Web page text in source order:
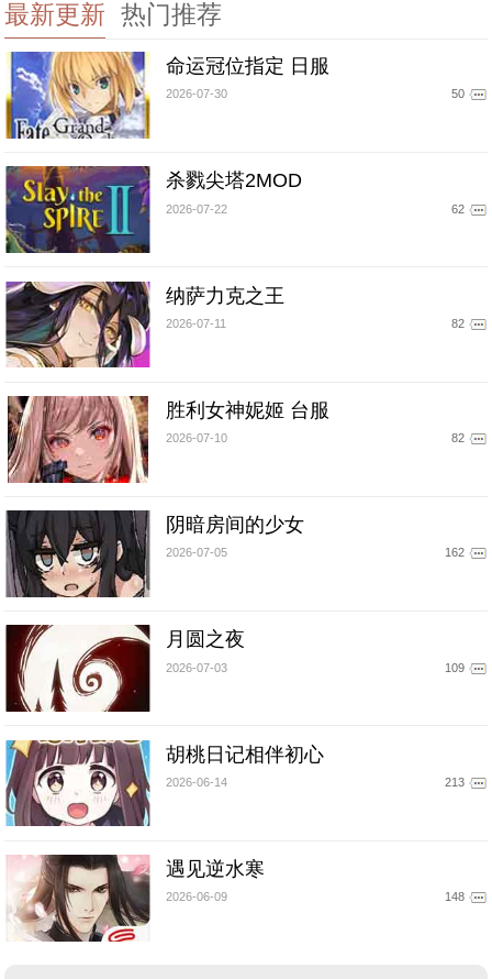
最新更新 热门推荐
命运冠位指定 日服
2026-07-30 50
杀戮尖塔2MOD
2026-07-22 62
纳萨力克之王
2026-07-11 82
胜利女神妮姬 台服
2026-07-10 82
阴暗房间的少女
2026-07-05 162
月圆之夜
2026-07-03 109
胡桃日记相伴初心
2026-06-14 213
遇见逆水寒
2026-06-09 148